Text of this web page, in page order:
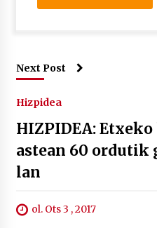
Next Post
Hizpidea
HIZPIDEA:
astean 60 ordutik
lan
ol. Ots 3 , 2017